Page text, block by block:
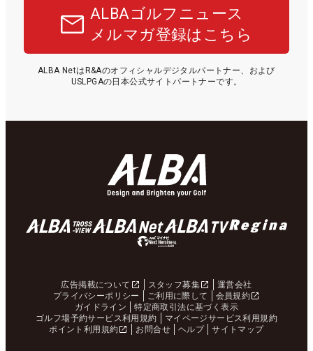
ALBAゴルフニュース
メルマガ登録はこちら
ALBA NetはR&Aのオフィシャルデジタルパートナー、および
USLPGAの日本公式サイトパートナーです。
広告掲載について スタッフ募集
運営会社
プライバシーポリシー
ご利用に際して
会員規約
ガイドライン
特定商取引法に基づく表示
ゴルフ場予約サービス利用規約
マイページサービス利用規約
ポイント利用規約
お問合せ ヘルプ サイトマップ